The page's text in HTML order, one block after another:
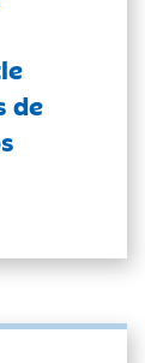
de